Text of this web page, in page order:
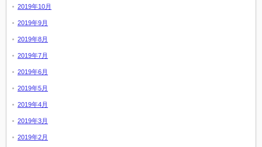
2019年10月
2019年9月
2019年8月
2019年7月
2019年6月
2019年5月
2019年4月
2019年3月
2019年2月